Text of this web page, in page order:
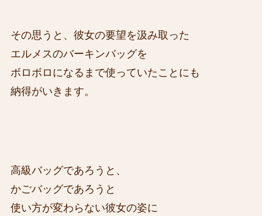
その思うと、彼女の要望を汲み取った
エルメスのバーキンバッグを
ボロボロになるまで使っていたことにも
納得がいきます。
高級バッグであろうと、
かごバッグであろうと
使い方が変わらない彼女の姿に